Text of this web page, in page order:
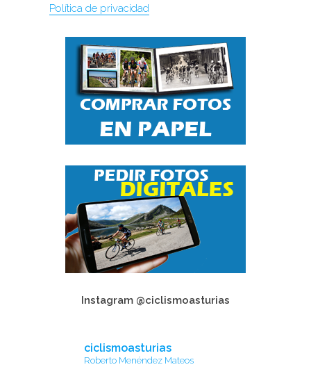
Política de privacidad
Instagram @ciclismoasturias
ciclismoasturias
Roberto Menéndez Mateos